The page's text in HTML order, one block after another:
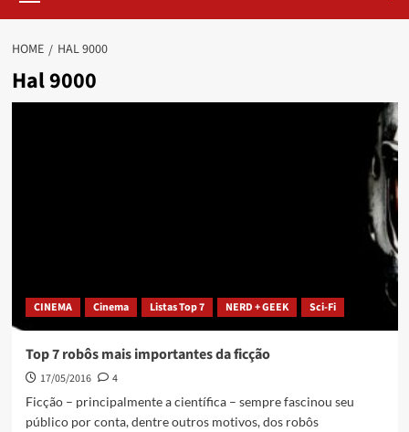
HOME HAL 9000
Hal 9000
CINEMA Cinema Listas Top 7 NERD + GEEK Sci-Fi
Top 7 robôs mais importantes da ficção
17/05/2016
4
Ficção – principalmente a científica – sempre fascinou seu
público por conta, dentre outros motivos, dos robôs